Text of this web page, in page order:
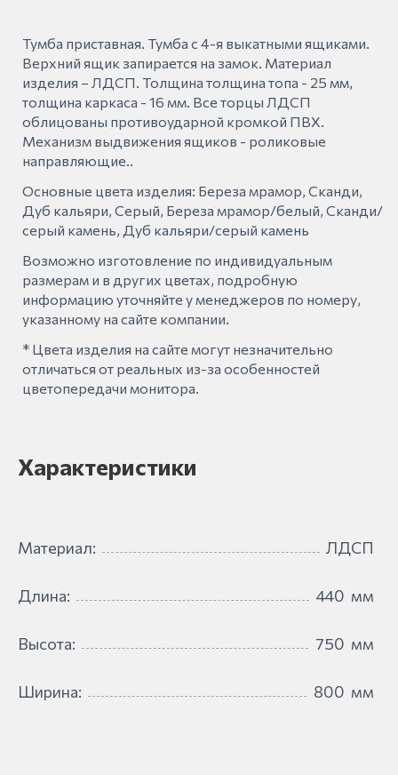
Тумба приставная. Тумба с 4-я выкатными ящиками.
Верхний ящик запирается на замок. Материал
изделия – ЛДСП. Толщина толщина топа - 25 мм,
толщина каркаса - 16 мм. Все торцы ЛДСП
облицованы противоударной кромкой ПВХ.
Механизм выдвижения ящиков - роликовые
направляющие..
Основные цвета изделия: Береза мрамор, Сканди,
Дуб кальяри, Серый, Береза мрамор/белый, Сканди/
серый камень, Дуб кальяри/серый камень
Возможно изготовление по индивидуальным
размерам и в других цветах, подробную
информацию уточняйте у менеджеров по номеру,
указанному на сайте компании.
* Цвета изделия на сайте могут незначительно
отличаться от реальных из-за особенностей
цветопередачи монитора.
Характеристики
Материал: ЛДСП
Длина: 440 мм
Высота: 750 мм
Ширина: 800 мм